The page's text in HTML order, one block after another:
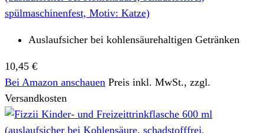
spülmaschinenfest, Motiv: Katze)
Auslaufsicher bei kohlensäurehaltigen Getränken
10,45 €
Bei Amazon anschauen Preis inkl. MwSt., zzgl.
Versandkosten